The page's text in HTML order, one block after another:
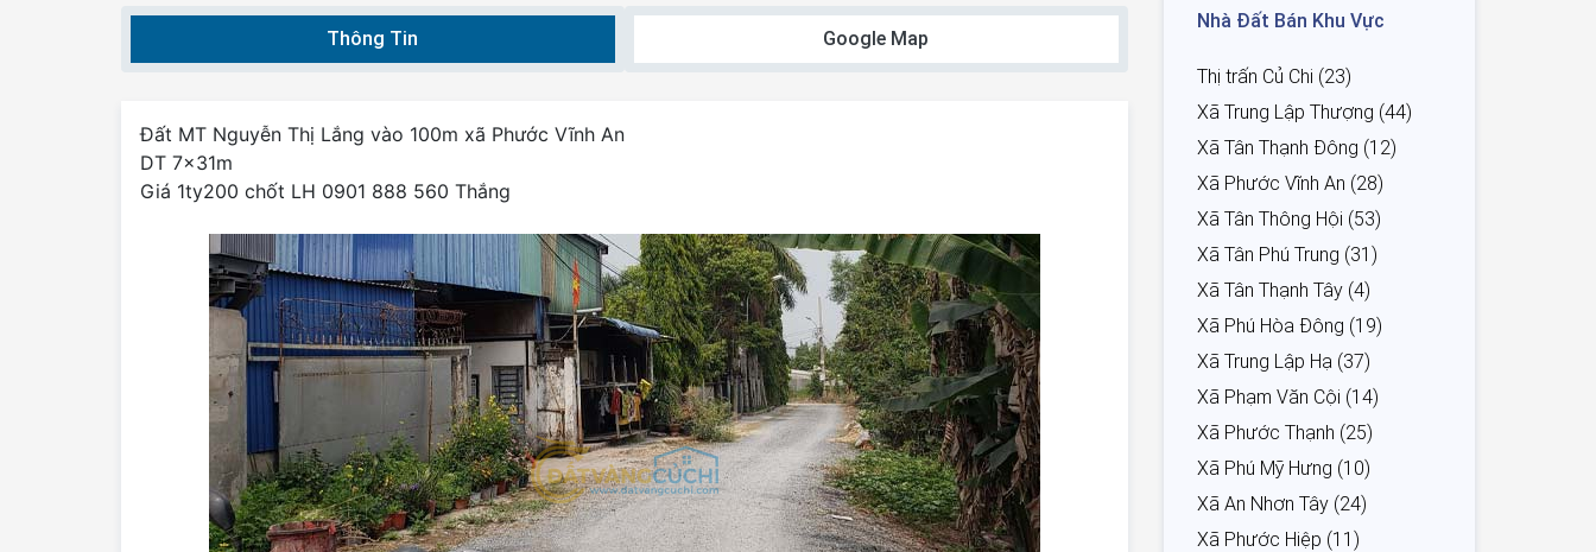
Thông Tin Google Map
Đất MT Nguyễn Thị Lắng vào 100m xã Phước Vĩnh An
DT 7x31m
Giá 1ty200 chốt LH 0901 888 560 Thắng
Nhà Đất Bán Khu Vực
Thị trấn Củ Chi (23)
Xã Trung Lập Thượng (44)
Xã Tân Thạnh Đông (12)
Xã Phước Vĩnh An (28)
Xã Tân Thông Hội (53)
Xã Tân Phú Trung (31)
Xã Tân Thạnh Tây (4)
Xã Phú Hòa Đông (19)
Xã Trung Lập Hạ (37)
Xã Phạm Văn Cội (14)
Xã Phước Thạnh (25)
Xã Phú Mỹ Hưng (10)
Xã An Nhơn Tây (24)
Xã Phước Hiệp (11)